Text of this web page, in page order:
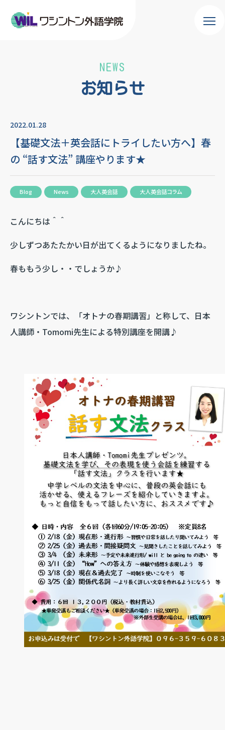
お知らせ
NEWS
2022.01.28
【基礎文法＋英会話にトライしたい方へ】春
の “話す文法” 講座やります★
Blog News 大人英会話 大人英会話コラム
こんにちは＾＾
少しずつあたたかい日が出てくるようになりましたね。
春ももう少し・・でしょうか♪
ワシントンでは、「オトナの春期講習」と称して、日本
人講師・Tomomi先生による特別講座を開講♪